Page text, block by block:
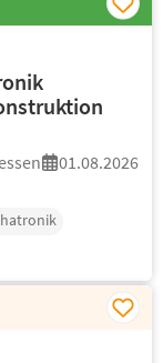
01.08.2026